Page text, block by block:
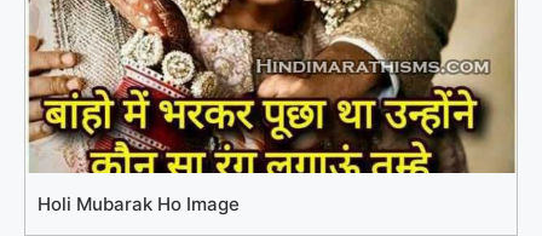
Holi Mubarak Ho Image